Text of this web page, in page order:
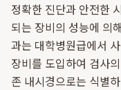
정확한 진단과 안전한
되는 장비의 성능에 의
과는 대학병원급에서
장비를 도입하여 검사
존 내시경으로는 식별